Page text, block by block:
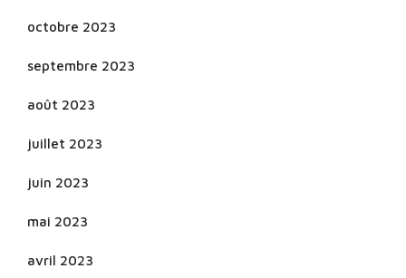
octobre 2023
septembre 2023
août 2023
juillet 2023
juin 2023
mai 2023
avril 2023